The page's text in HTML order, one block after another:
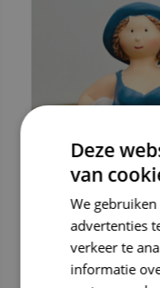
Deze
van
We
advertenties
verkeer te
informatie